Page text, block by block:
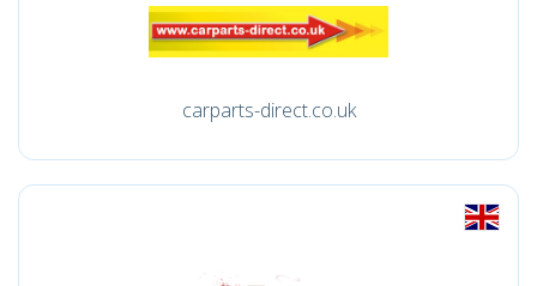
carparts-direct.co.uk